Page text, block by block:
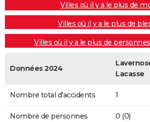
Villes où il y a le plus de
Villes où il y a le plus de
Villes où il y a le plus de
Données 2024
Lacasse
Nombre total d'accidents 1
Nombre de personnes
0 (0)